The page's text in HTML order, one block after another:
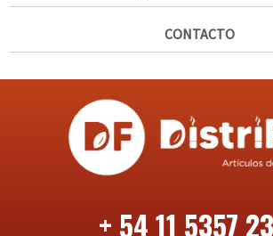
CONTACTO
+ 54 11 5357